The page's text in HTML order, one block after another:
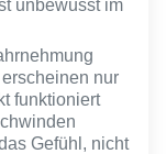
muss
und
unbewusst im
nur
funktioniert
Gefühl, nicht